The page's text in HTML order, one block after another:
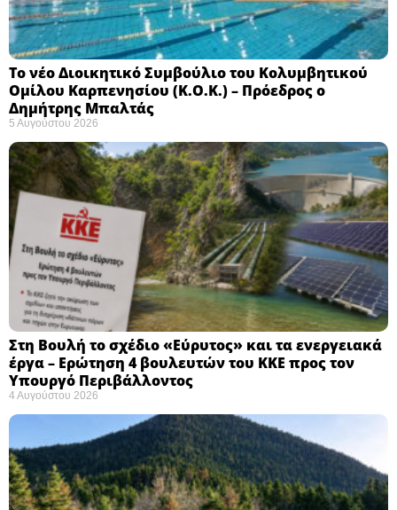
Το νέο Διοικητικό Συμβούλιο του Κολυμβητικού
Ομίλου Καρπενησίου (Κ.Ο.Κ.) – Πρόεδρος ο
Δημήτρης Μπαλτάς
5 Αυγούστου 2026
Στη Βουλή το σχέδιο «Εύρυτος» και τα ενεργειακά
έργα – Ερώτηση 4 βουλευτών του ΚΚΕ προς τον
Υπουργό Περιβάλλοντος
4 Αυγούστου 2026